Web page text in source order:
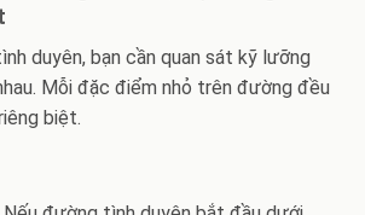
duyên, bạn cần quan sát kỹ lưỡng
Mỗi đặc điểm nhỏ trên đường đều
biệt.